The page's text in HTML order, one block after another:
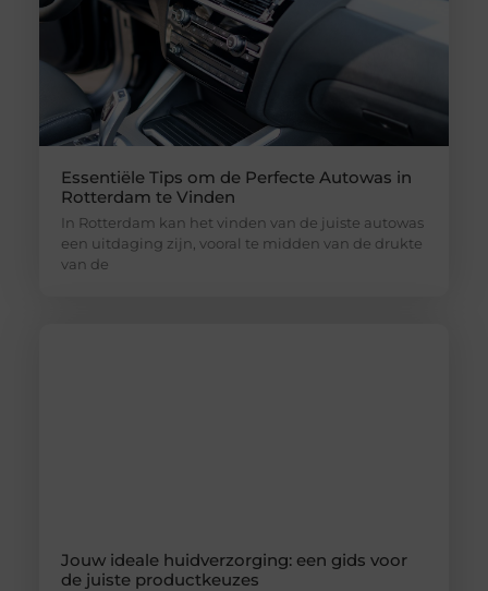
Essentiële Tips om de Perfecte Autowas in
Rotterdam te Vinden
In Rotterdam kan het vinden van de juiste autowas
een uitdaging zijn, vooral te midden van de drukte
van de
Jouw ideale huidverzorging: een gids voor
de juiste productkeuzes